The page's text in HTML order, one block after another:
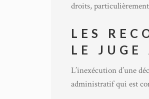
droits,
LES
LE
L’inexécution d’une
administratif qui est